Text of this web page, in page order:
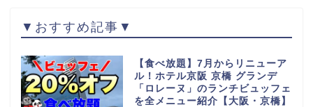
▼おすすめ記事▼
【食べ放題】7月からリニューア
ル！ホテル京阪 京橋 グランデ
「ロレーヌ」のランチビュッフェ
を全メニュー紹介【大阪・京橋】